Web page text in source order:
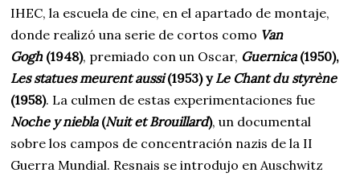
IHEC, la escuela de cine, en el apartado de montaje,
donde realizó una serie de cortos como Van
Gogh (1948), premiado con un Oscar, Guernica(1950),
Les statues meurent aussi(1953) yLe Chant du styrène
(1958). La culmen de estas experimentaciones fue
Noche y niebla (Nuit et Brouillard), un documental
sobre los campos de concentración nazis de la II
Guerra Mundial. Resnais se introdujo en Auschwitz